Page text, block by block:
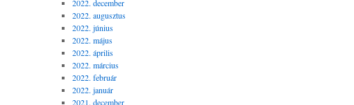
2022. december
2022. augusztus
2022. június
2022. május
2022. április
2022. március
2022. február
2022. január
2021. december